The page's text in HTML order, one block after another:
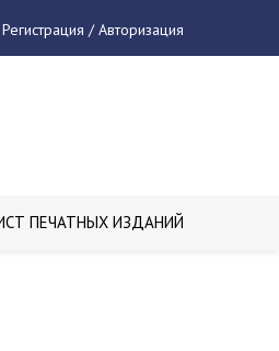
Регистрация / Авторизация
ПЕЧАТНЫХ ИЗДАНИЙ